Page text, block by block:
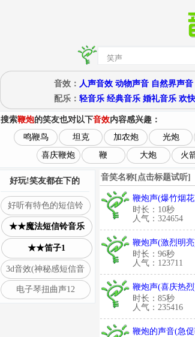
音效： 人声音效 动物声音 自然界声音
配乐： 轻音乐 经典音乐 婚礼音乐 欢
搜索鞭炮的笑友也对以下音效内容感兴趣：
鸣鞭鸟
坦克 加农炮 光炮
喜庆鞭炮
鞭 大炮 火
音笑名称[点击标题试听]
鞭炮声(爆竹烟
时长：10秒
人气：324654
鞭炮声(激烈明
时长：96秒
人气：123711
鞭炮声(喜庆热
时长：85秒
人气：235416
鞭炮的声音(急
好玩!笑友都在下的
好听有特色的短信铃
★★魔法短信铃音乐
★★笛子1
3d音效(神秘感短信音
电子琴扭曲声12